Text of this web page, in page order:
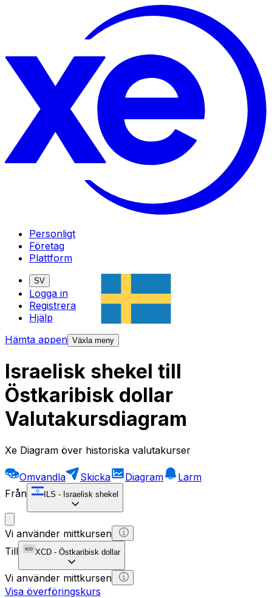
Personligt
Företag
Plattform
SV
Logga in
Registrera
Hjälp
Hämta appen Växla meny
Israelisk shekel till
Östkaribisk dollar
Valutakursdiagram
Xe Diagram över historiska valutakurser
Omvandla Skicka Diagram
Larm
Från
ILS - Israelisk shekel
Vi använder mittkursen
Till
XCD - Östkaribisk dollar
Vi använder mittkursen
Visa överföringskurs